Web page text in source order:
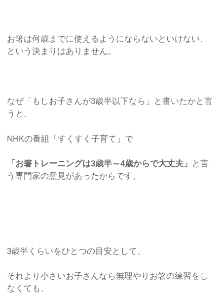
お箸は何歳までに使えるようにならないといけない、
という決まりはありません。
なぜ「もしお子さんが3歳半以下なら」と書いたかと言
うと、
NHKの番組「すくすく子育て」で
「お箸トレーニングは3歳半～4歳からで大丈夫」
と言
う専門家の意見があったからです。
3歳半くらいをひとつの目安として、
それより小さいお子さんなら無理やりお箸の練習をし
なくても、